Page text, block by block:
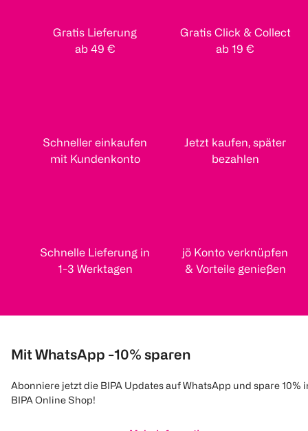
Gratis Lieferung
ab 49 €
Gratis Click & Collect
ab 19 €
Schneller einkaufen
mit Kundenkonto
Jetzt kaufen, später
bezahlen
Schnelle Lieferung in
1-3 Werktagen
jö Konto verknüpfen
& Vorteile genießen
Mit WhatsApp -10% sparen
Abonniere jetzt die BIPA Updates auf WhatsApp und spare 10%
BIPA Online Shop!